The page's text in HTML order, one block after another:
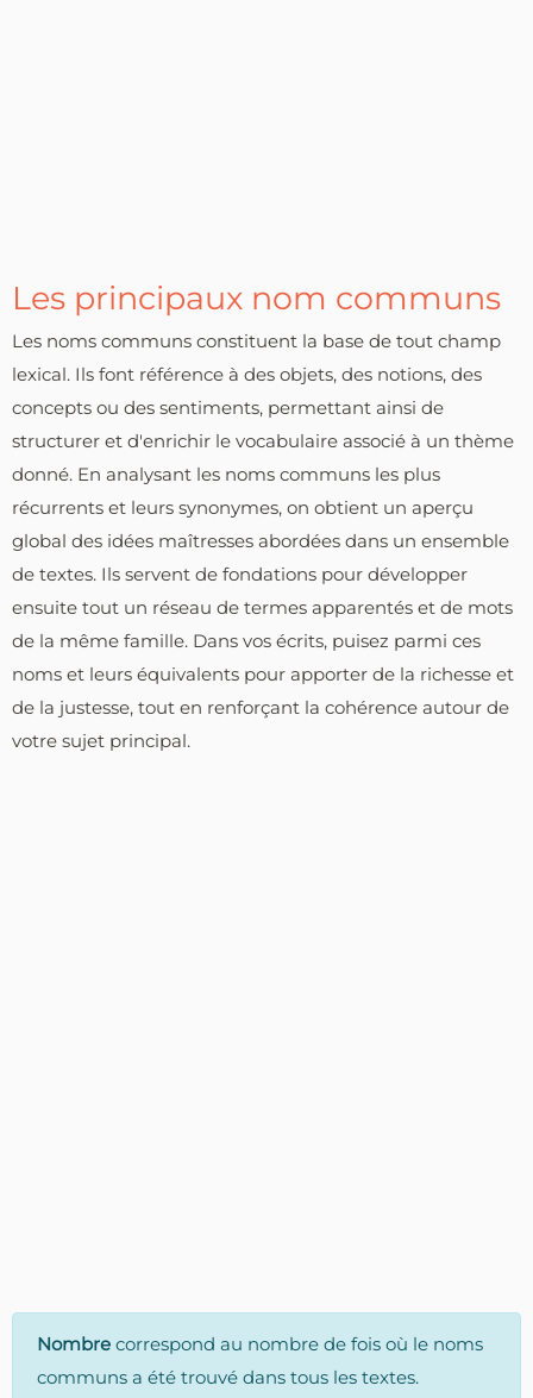
Les principaux nom communs
Les noms communs constituent la base de tout champ
lexical. Ils font référence à des objets, des notions, des
concepts ou des sentiments, permettant ainsi de
structurer et d'enrichir le vocabulaire associé à un thème
donné. En analysant les noms communs les plus
récurrents et leurs synonymes, on obtient un aperçu
global des idées maîtresses abordées dans un ensemble
de textes. Ils servent de fondations pour développer
ensuite tout un réseau de termes apparentés et de mots
de la même famille. Dans vos écrits, puisez parmi ces
noms et leurs équivalents pour apporter de la richesse et
de la justesse, tout en renforçant la cohérence autour de
votre sujet principal.
Nombre correspond au nombre de fois où le noms
communs a été trouvé dans tous les textes.